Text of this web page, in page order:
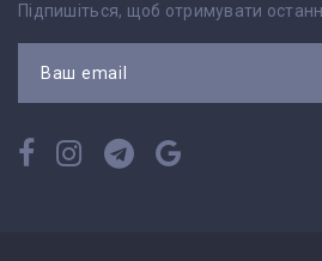
Підпишіться, щоб отримувати
Ваш email